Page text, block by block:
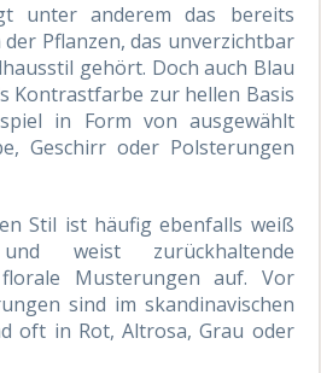
unter anderem das bereits
Pflanzen, das unverzichtbar
gehört. Doch auch Blau
Kontrastfarbe zur hellen Basis
in Form von ausgewählt
Geschirr oder Polsterungen
Stil ist häufig ebenfalls weiß
weist zurückhaltende
Musterungen auf. Vor
sind im skandinavischen
oft in Rot, Altrosa, Grau oder